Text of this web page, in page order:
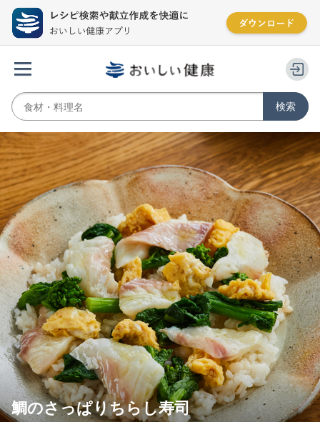
鯛のさっぱりちらし寿司